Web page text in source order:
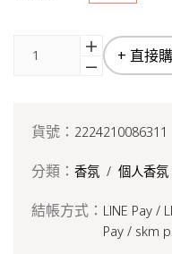
+ 直接
貨號： 2224210086311
分類： 香氛 / 個人香氛
結帳方式： LINE Pay /
Pay / skm